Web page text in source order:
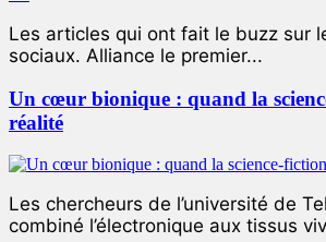
Les articles qui ont fait le buzz sur
sociaux. Alliance le premier...
Un cœur bionique : quand la
réalité
Les chercheurs de l’université de
combiné l’électronique aux tissus